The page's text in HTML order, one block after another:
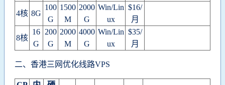
4核 8G
100
G
1500
M
2000
G
Win/Lin
ux
$16/
月
8核
16
G
200
G
2000
M
4000
G
Win/Lin
ux
$35/
月
二、香港三网优化线路VPS